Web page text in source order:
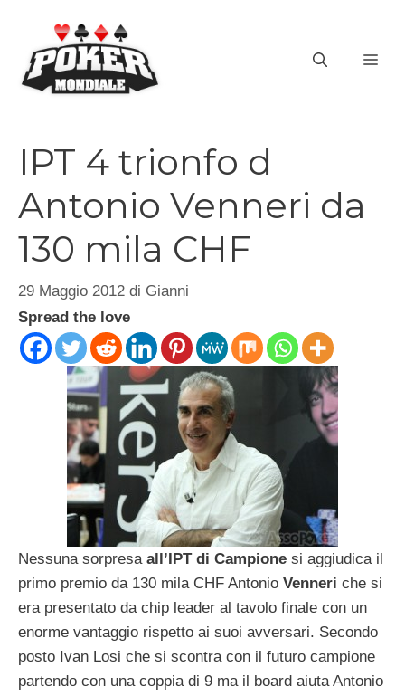
contenuto
IPT 4 trionfo d
Antonio Venneri da
130 mila CHF
29 Maggio 2012 di Gianni
Spread the love
Nessuna sorpresa all’IPT di Campione si aggiudica il
primo premio da 130 mila CHF Antonio Venneri che si
era presentato da chip leader al tavolo finale con un
enorme vantaggio rispetto ai suoi avversari. Secondo
posto Ivan Losi che si scontra con il futuro campione
partendo con una coppia di 9 ma il board aiuta Antonio